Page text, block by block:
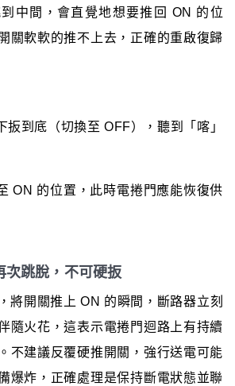
中間，會直覺地想要推回 ON 的位
關軟軟的推不上去，正確的重啟復歸
扳到底（切換至 OFF），聽到「喀」
ON 的位置，此時電捲門應能恢復供
次跳脫，不可硬扳
將開關推上 ON 的瞬間，斷路器立刻
隨火花，這表示電捲門迴路上有持續
不建議反覆硬推開關，強行送電可能
爆炸，正確處理是保持斷電狀態並聯